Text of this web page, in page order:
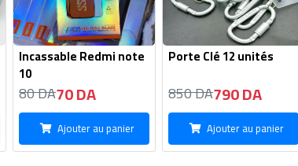
Incassable Redmi note
10
80 DA70 DA
Ajouter au panier
Porte Clé 12 unités
850 DA790 DA
Ajouter au panier